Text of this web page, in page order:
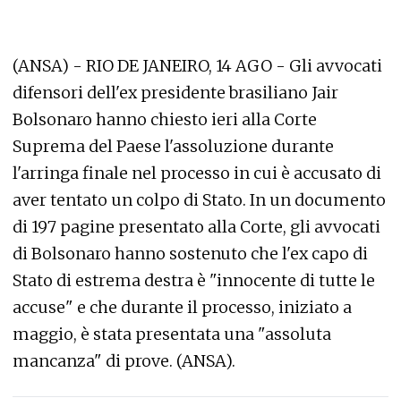
(ANSA) - RIO DE JANEIRO, 14 AGO - Gli avvocati
difensori dell'ex presidente brasiliano Jair
Bolsonaro hanno chiesto ieri alla Corte
Suprema del Paese l'assoluzione durante
l'arringa finale nel processo in cui è accusato di
aver tentato un colpo di Stato. In un documento
di 197 pagine presentato alla Corte, gli avvocati
di Bolsonaro hanno sostenuto che l'ex capo di
Stato di estrema destra è "innocente di tutte le
accuse" e che durante il processo, iniziato a
maggio, è stata presentata una "assoluta
mancanza" di prove. (ANSA).